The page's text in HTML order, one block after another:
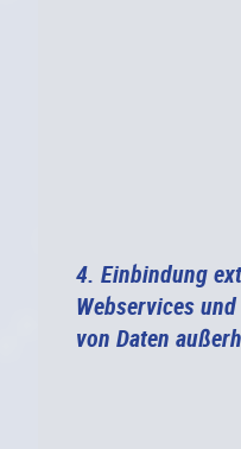
4. Einbindung
Webservices
von Daten